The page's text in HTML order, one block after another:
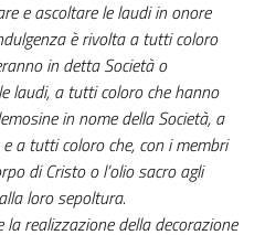
e ascoltare le laudi in onore
è rivolta a tutti coloro
in detta Società o
laudi, a tutti coloro che hanno
in nome della Società, a
a tutti coloro che, con i membri
di Cristo o l’olio sacro agli
loro sepoltura.
realizzazione della decorazione